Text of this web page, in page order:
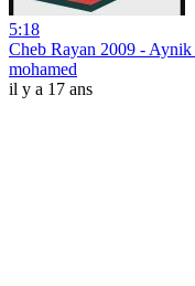
5:18
Cheb Rayan 2009 -
mohamed
il y a 17 ans